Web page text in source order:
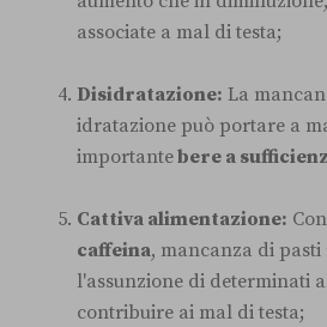
associate a mal di testa;
Disidratazione: La
idratazione può portare a
importantebere a
Cattiva alimentazione:
caffeina, mancanza di
l'assunzione di determinati
contribuire ai mal di testa;